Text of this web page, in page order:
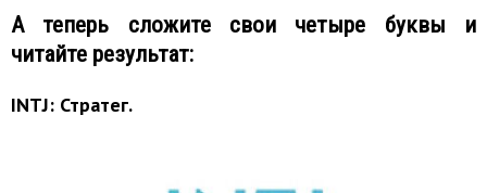
А теперь сложите свои четыре буквы и
читайте результат:
INTJ: Стратег.